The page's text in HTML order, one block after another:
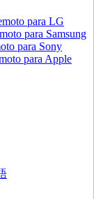
para LG
para Samsung
para Sony
para Apple